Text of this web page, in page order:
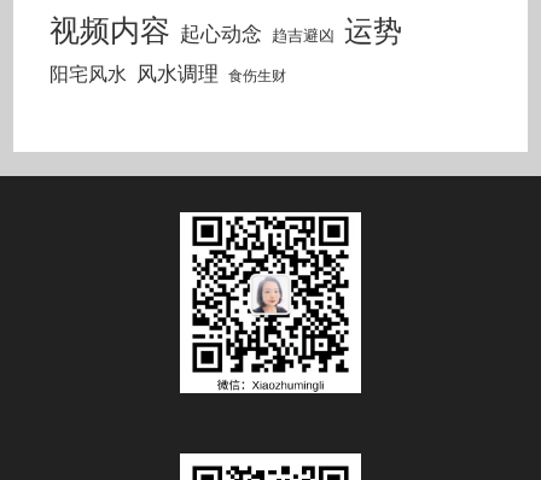
视频内容 起心动念 趋吉避凶 运势
阳宅风水 风水调理 食伤生财